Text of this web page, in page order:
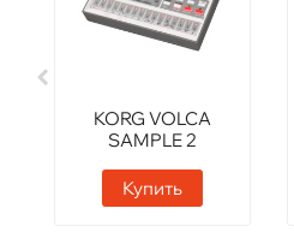
KORG VOLCA
SAMPLE 2
Купить